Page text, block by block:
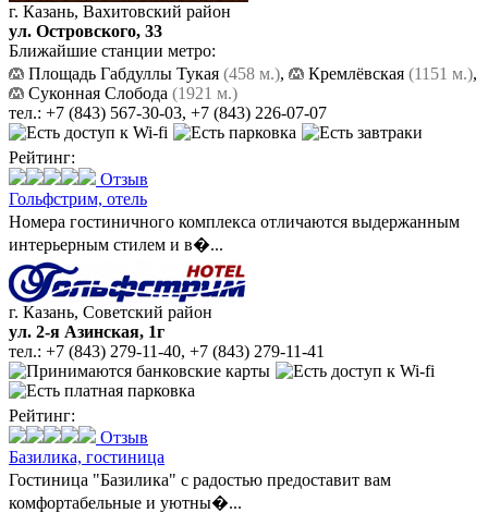
г. Казань, Вахитовский район
ул. Островского, 33
Ближайшие станции метро:
Площадь Габдуллы Тукая (458 м.), Кремлёвская (1151 м.),
Суконная Слобода (1921 м.)
тел.: +7 (843) 567-30-03, +7 (843) 226-07-07
Рейтинг:
Отзыв
Гольфстрим, отель
Номера гостиничного комплекса отличаются выдержанным
интерьерным стилем и в�...
г. Казань, Советский район
ул. 2-я Азинская, 1г
тел.: +7 (843) 279-11-40, +7 (843) 279-11-41
Рейтинг:
Отзыв
Базилика, гостиница
Гостиница "Базилика" с радостью предоставит вам
комфортабельные и уютны�...